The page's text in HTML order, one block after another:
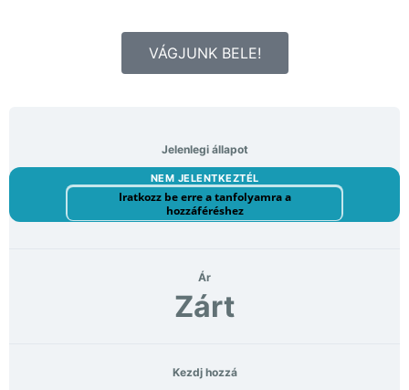
VÁGJUNK BELE!
Jelenlegi állapot
NEM JELENTKEZTÉL
Iratkozz be erre a tanfolyamra a
hozzáféréshez
Ár
Zárt
Kezdj hozzá